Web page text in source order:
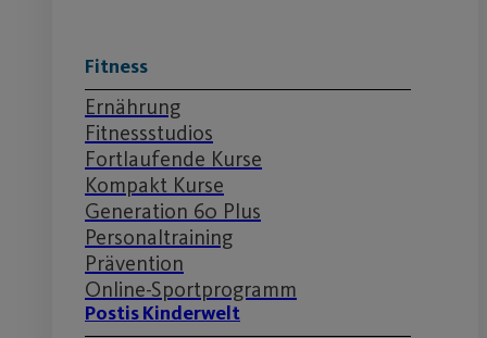
Fitness
Ernährung
Fitnessstudios
Fortlaufende Kurse
Kompakt Kurse
Generation 60 Plus
Personaltraining
Prävention
Online-Sportprogramm
Postis Kinderwelt